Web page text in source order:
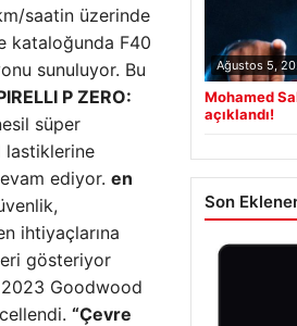
saatin üzerinde
kataloğunda F40
sunuluyor. Bu
P ZERO:
süper
lastiklerine
ediyor. en
ihtiyaçlarına
gösteriyor
2023 Goodwood
“Çevre
Ağustos 5,
Mohamed
açıklandı!
Son